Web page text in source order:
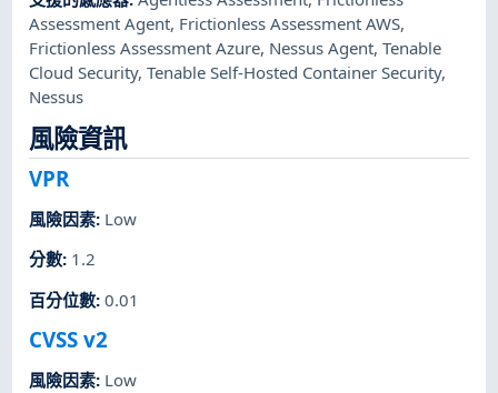
Assessment Agent, Frictionless Assessment AWS,
Frictionless Assessment Azure, Nessus Agent,Tenable
Cloud Security,Tenable Self-Hosted Container Security,
Nessus
風險資訊
VPR
風險因素: Low
分數: 1.2
百分位數:0.01
CVSS v2
風險因素: Low